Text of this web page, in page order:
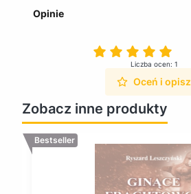
Opinie
Liczba ocen: 1
Oceń i opisz
Zobacz inne produkty
Bestseller